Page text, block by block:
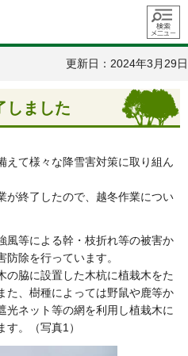
メニュ
ー
更新日：2024年3月29日
しました
て様々な降雪害対策に取り組ん
終了したので、越冬作業につい
等による幹・枝折れ等の被害か
除を行っています。
脇に設置した木杭に植栽木をた
た、樹種によっては野鼠や鹿等か
光ネット等の網を利用し植栽木に
。（写真1）